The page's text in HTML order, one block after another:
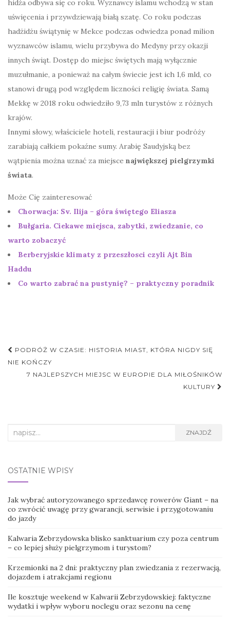
hidża odbywa się co roku. Wyznawcy islamu wchodzą w stan
uświęcenia i przywdziewają białą szatę. Co roku podczas
hadżidżu świątynię w Mekce podczas odwiedza ponad milion
wyznawców islamu, wielu przybywa do Medyny przy okazji
innych świąt. Dostęp do miejsc świętych mają wyłącznie
muzułmanie, a ponieważ na całym świecie jest ich 1,6 mld, co
stanowi drugą pod względem liczności religię świata. Samą
Mekkę w 2018 roku odwiedziło 9,73 mln turystów z różnych
krajów.
Innymi słowy, właściciele hoteli, restauracji i biur podróży
zarabiają całkiem pokaźne sumy. Arabię Saudyjską bez
wątpienia można uznać za miejsce największej pielgrzymki
świata.
Może Cię zainteresować
Chorwacja: Sv. Ilija – góra świętego Eliasza
Bułgaria. Ciekawe miejsca, zabytki, zwiedzanie, co
warto zobaczyć
Berberyjskie klimaty z przeszłosci czyli Ajt Bin
Haddu
Co warto zabrać na pustynię? – praktyczny poradnik
Nawigacja
postu
PODRÓŻ W CZASIE: HISTORIA MIAST, KTÓRA NIGDY SIĘ
NIE KOŃCZY
7 NAJLEPSZYCH MIEJSC W EUROPIE DLA MIŁOŚNIKÓW
KULTURY
Search
ZNAJDŹ
OSTATNIE WPISY
Jak wybrać autoryzowanego sprzedawcę rowerów Giant – na
co zwrócić uwagę przy gwarancji, serwisie i przygotowaniu
do jazdy
Kalwaria Zebrzydowska blisko sanktuarium czy poza centrum
– co lepiej służy pielgrzymom i turystom?
Krzemionki na 2 dni: praktyczny plan zwiedzania z rezerwacją,
dojazdem i atrakcjami regionu
Ile kosztuje weekend w Kalwarii Zebrzydowskiej: faktyczne
wydatki i wpływ wyboru noclegu oraz sezonu na cenę